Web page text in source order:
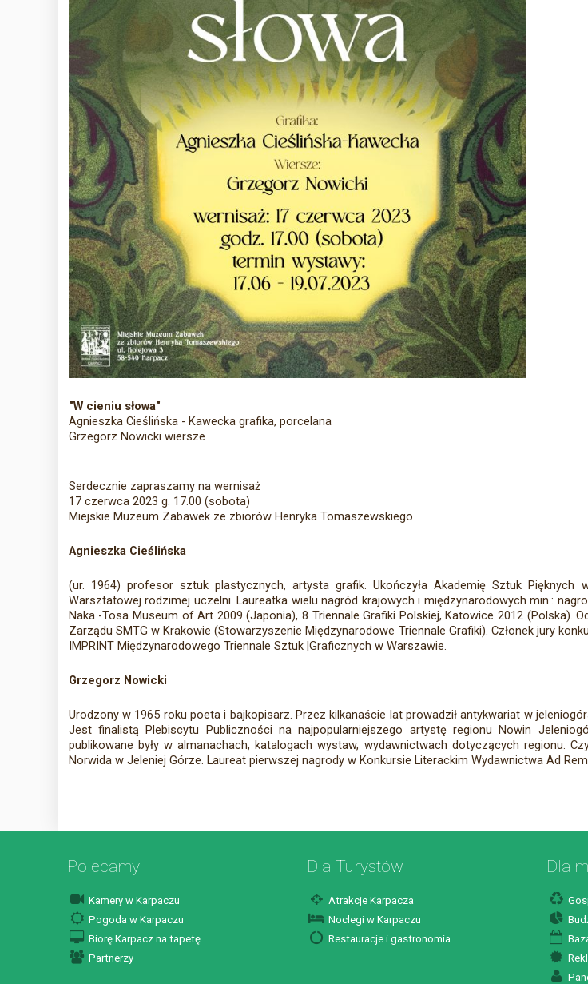
"W cieniu słowa"
Agnieszka Cieślińska - Kawecka grafika, porcelana
Grzegorz Nowicki wiersze
Serdecznie zapraszamy na wernisaż
17 czerwca 2023 g. 17.00 (sobota)
Miejskie Muzeum Zabawek ze zbiorów Henryka Tomaszewskiego
Agnieszka Cieślińska
(ur. 1964) profesor sztuk plastycznych, artysta grafik. Ukończyła Akademię Sztuk
Warsztatowej rodzimej uczelni. Laureatka wielu nagród krajowych i międzynarodowych min.:
Naka -Tosa Museum of Art 2009 (Japonia), 8 Triennale Grafiki Polskiej, Katowice 2012 (Polska).
Zarządu SMTG w Krakowie (Stowarzyszenie Międzynarodowe Triennale Grafiki). Członek jury
IMPRINT Międzynarodowego Triennale Sztuk |Graficznych w Warszawie.
Grzegorz Nowicki
Urodzony w 1965 roku poeta i bajkopisarz. Przez kilkanaście lat prowadził antykwariat w
Jest finalistą Plebiscytu Publiczności na najpopularniejszego artystę regionu Nowin
publikowane były w almanachach, katalogach wystaw, wydawnictwach dotyczących regionu.
Norwida w Jeleniej Górze. Laureat pierwszej nagrody w Konkursie Literackim Wydawnictwa Ad
Polecamy
Kamery w Karpaczu
Pogoda w Karpaczu
Biorę Karpacz na tapetę
Partnerzy
Dla Turystów
Atrakcje Karpacza
Noclegi w Karpaczu
Restauracje i gastronomia
Dla